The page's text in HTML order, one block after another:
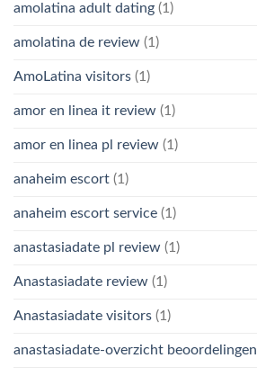
amolatina adult dating (1)
amolatina de review (1)
AmoLatina visitors (1)
amor en linea it review (1)
amor en linea pl review (1)
anaheim escort (1)
anaheim escort service (1)
anastasiadate pl review (1)
Anastasiadate review (1)
Anastasiadate visitors (1)
anastasiadate-overzicht beoordelingen